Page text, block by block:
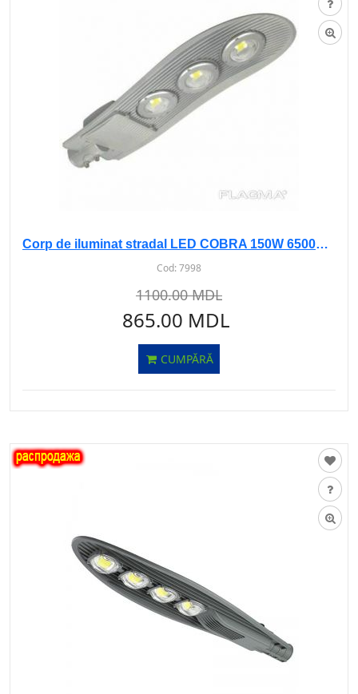
Corp de iluminat stradal LED COBRA 150W 6500K AS-111 sur
Cod:7998
1100.00 MDL
865.00 MDL
CUMPĂRĂ